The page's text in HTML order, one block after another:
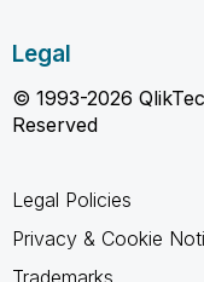
Legal
© 1993-2026
Reserved
Legal Policies
Privacy & Cookie
Trademarks